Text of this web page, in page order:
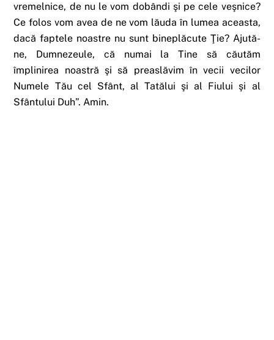
vremelnice, de nu le vom dobândi şi pe cele veşnice?
Ce folos vom avea de ne vom lăuda în lumea aceasta,
dacă faptele noastre nu sunt bineplăcute Ţie? Ajută-
ne, Dumnezeule, că numai la Tine să căutăm
împlinirea noastră şi să preaslăvim în vecii vecilor
Numele Tău cel Sfânt, al Tatălui şi al Fiului şi al
Sfântului Duh”. Amin.